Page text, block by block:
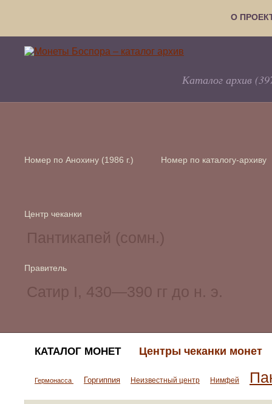
О
Каталог архив
Номер по Анохину (1986 г.) Номер по каталогу-архиву
Центр чеканки
Правитель
КАТАЛОГ МОНЕТ Центры чеканки монет
Гермонасса Горгиппия Неизвестный центр Нимфей